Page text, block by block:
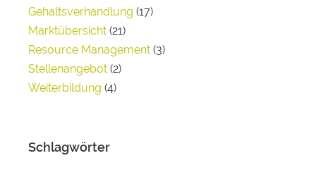
Gehaltsverhandlung (17)
Marktübersicht (21)
Resource Management (3)
Stellenangebot (2)
Weiterbildung (4)
Schlagwörter